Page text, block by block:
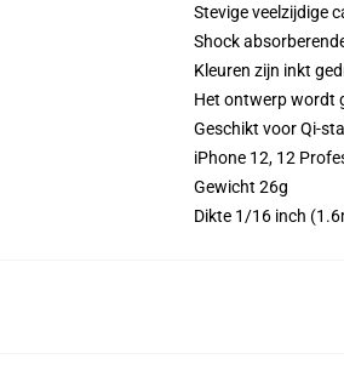
Stevige veelzijdige
Shock
Kleuren zijn inkt
Het ontwerp wordt
Geschikt voor Qi-
iPhone 12, 12
Gewicht 26g
Dikte 1/16 inch